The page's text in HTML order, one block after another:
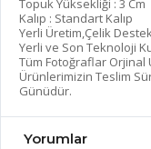
Kalıp : Standart Kalıp
Yerli Üretim,Çelik
Yerli ve Son Teknoloji
Tüm Fotoğraflar
Ürünlerimizin Teslim
Günüdür.
Yorumlar